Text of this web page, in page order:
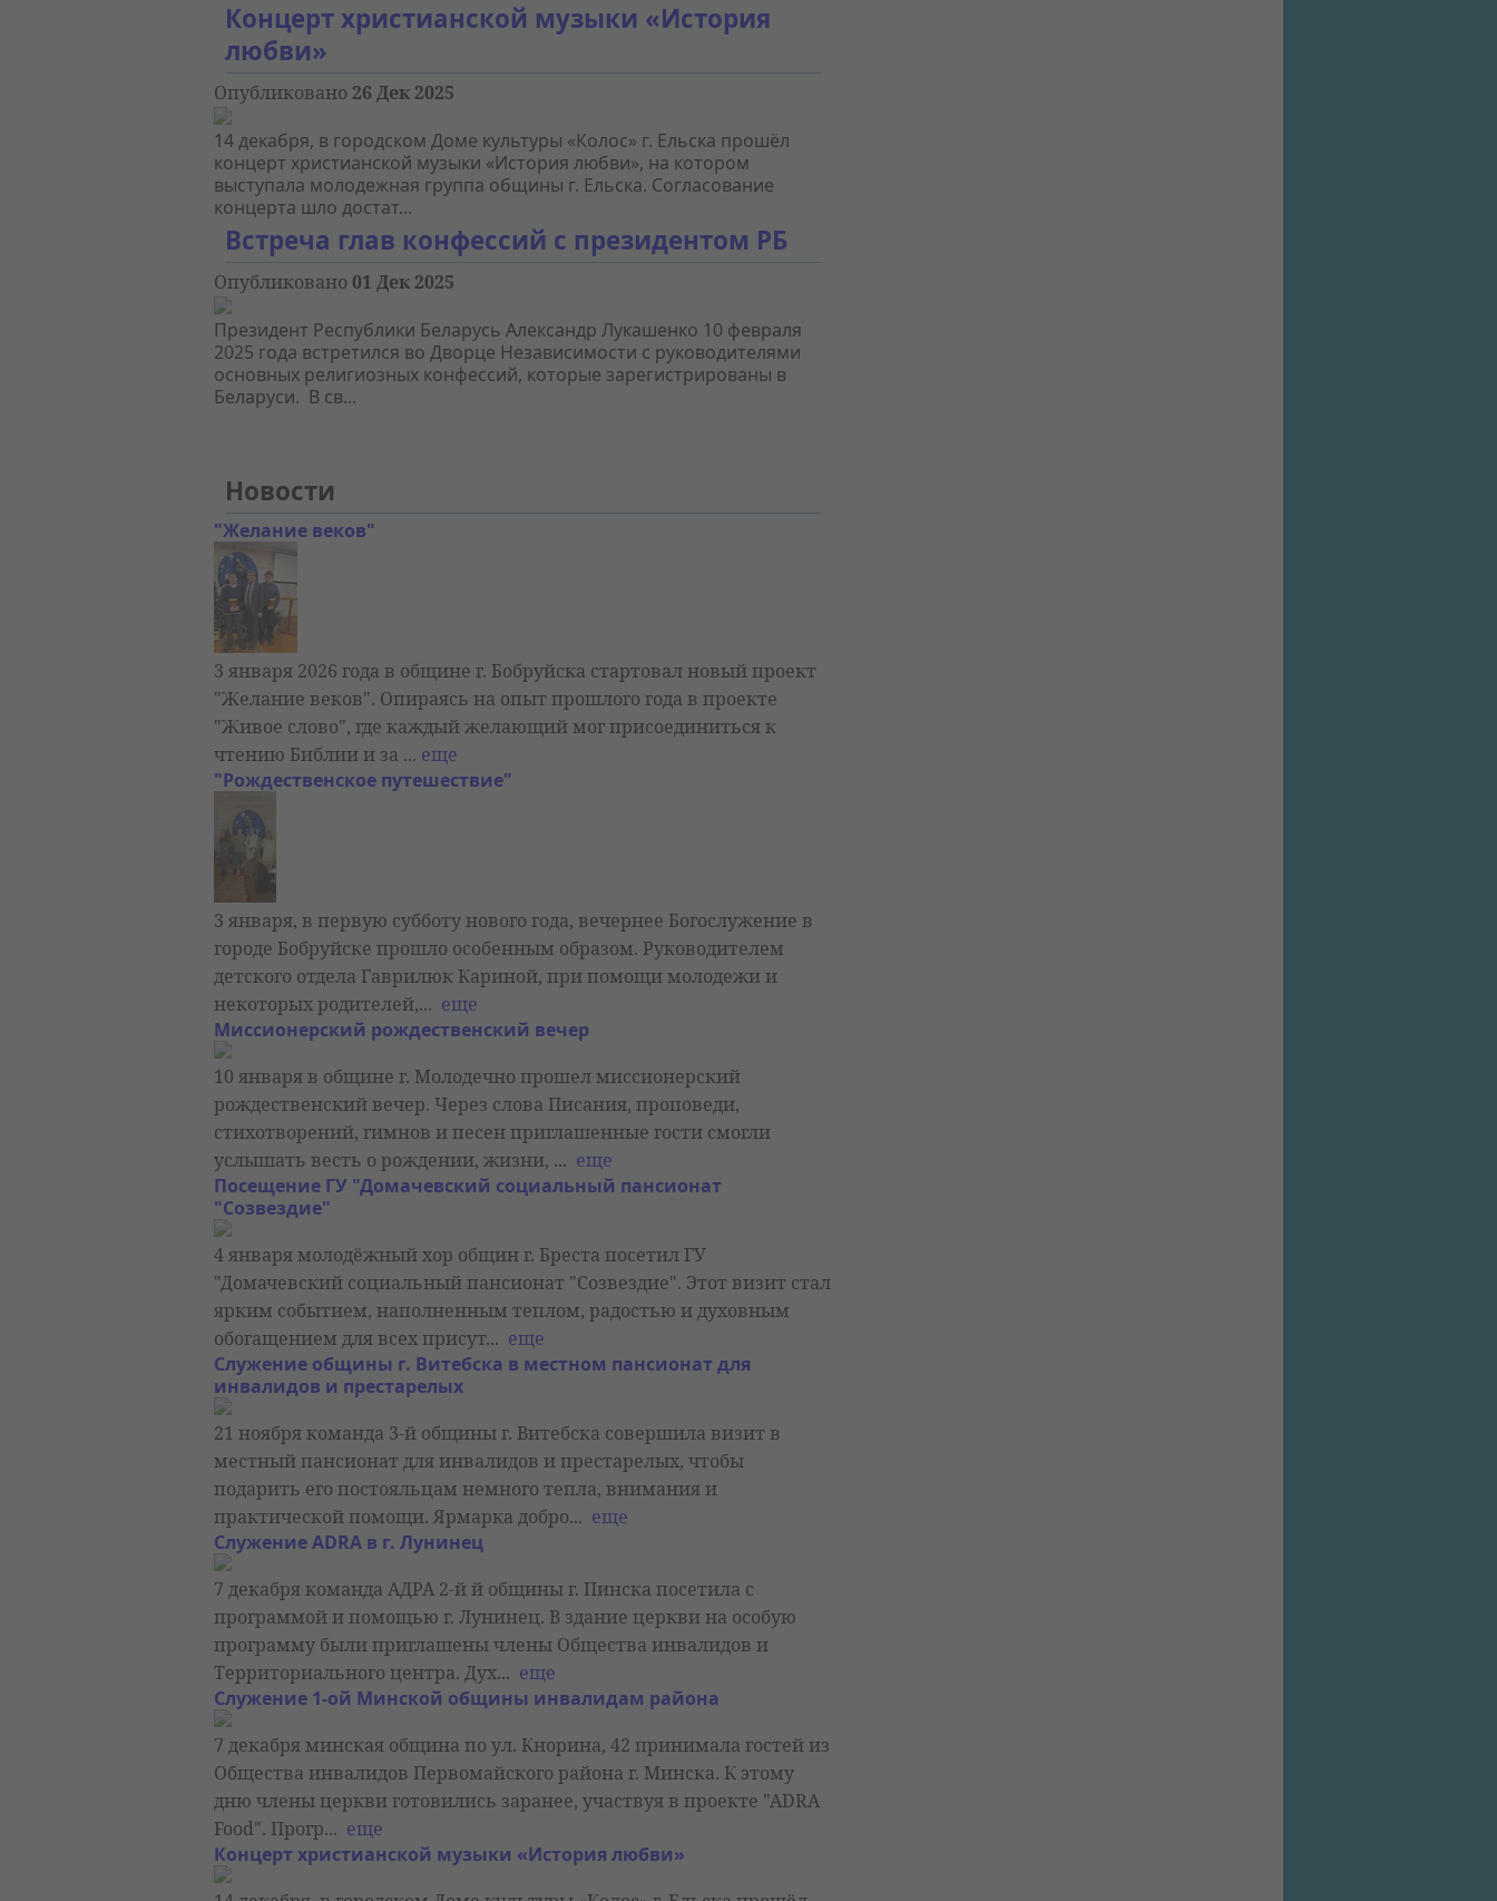
Концерт христианской музыки «История
любви»
Опубликовано 26 Дек 2025
14 декабря, в городском Доме культуры «Колос» г. Ельска прошёл
концерт христианской музыки «История любви», на котором
выступала молодежная группа общины г. Ельска. Согласование
концерта шло достат...
Встреча глав конфессий с президентом РБ
Опубликовано 01 Дек 2025
Президент Республики Беларусь Александр Лукашенко 10 февраля
2025 года встретился во Дворце Независимости с руководителями
основных религиозных конфессий, которые зарегистрированы в
Беларуси. В св...
Новости
"Желание веков"
3 января 2026 года в общине г. Бобруйска стартовал новый проект
"Желание веков". Опираясь на опыт прошлого года в проекте
"Живое слово", где каждый желающий мог присоединиться к
чтению Библии и за ... еще
"Рождественское путешествие"
3 января, в первую субботу нового года, вечернее Богослужение в
городе Бобруйске прошло особенным образом. Руководителем
детского отдела Гаврилюк Кариной, при помощи молодежи и
некоторых родителей,... еще
Миссионерский рождественский вечер
10 января в общине г. Молодечно прошел миссионерский
рождественский вечер. Через слова Писания, проповеди,
стихотворений, гимнов и песен приглашенные гости смогли
услышать весть о рождении, жизни, ... еще
Посещение ГУ "Домачевский социальный пансионат
"Созвездие"
4 января молодёжный хор общин г. Бреста посетил ГУ
"Домачевский социальный пансионат "Созвездие". Этот визит стал
ярким событием, наполненным теплом, радостью и духовным
обогащением для всех присут... еще
Служение общины г. Витебска в местном пансионат для
инвалидов и престарелых
21 ноября команда 3-й общины г. Витебска совершила визит в
местный пансионат для инвалидов и престарелых, чтобы
подарить его постояльцам немного тепла, внимания и
практической помощи. Ярмарка добро... еще
Служение ADRA в г. Лунинец
7 декабря команда АДРА 2-й й общины г. Пинска посетила с
программой и помощью г. Лунинец. В здание церкви на особую
программу были приглашены члены Общества инвалидов и
Территориального центра. Дух... еще
Служение 1-ой Минской общины инвалидам района
7 декабря минская община по ул. Кнорина, 42 принимала гостей из
Общества инвалидов Первомайского района г. Минска. К этому
дню члены церкви готовились заранее, участвуя в проекте "АDRA
Food". Прогр... еще
Концерт христианской музыки «История любви»